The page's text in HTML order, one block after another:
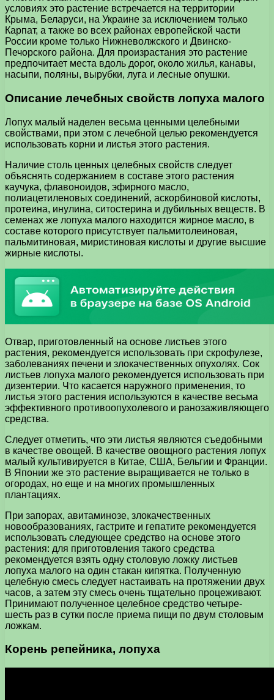
условиях это растение встречается на территории
Крыма, Беларуси, на Украине за исключением только
Карпат, а также во всех районах европейской части
России кроме только Нижневолжского и Двинско-
Печорского района. Для произрастания это растение
предпочитает места вдоль дорог, около жилья, канавы,
насыпи, поляны, вырубки, луга и лесные опушки.
Описание лечебных свойств лопуха малого
Лопух малый наделен весьма ценными целебными
свойствами, при этом с лечебной целью рекомендуется
использовать корни и листья этого растения.
Наличие столь ценных целебных свойств следует
объяснять содержанием в составе этого растения
каучука, флавоноидов, эфирного масло,
полиацетиленовых соединений, аскорбиновой кислоты,
протеина, инулина, ситостерина и дубильных веществ. В
семенах же лопуха малого находится жирное масло, в
составе которого присутствует пальмитолеиновая,
пальмитиновая, миристиновая кислоты и другие высшие
жирные кислоты.
Отвар, приготовленный на основе листьев этого
растения, рекомендуется использовать при скрофулезе,
заболеваниях печени и злокачественных опухолях. Сок
листьев лопуха малого рекомендуется использовать при
дизентерии. Что касается наружного применения, то
листья этого растения используются в качестве весьма
эффективного противоопухолевого и ранозаживляющего
средства.
Следует отметить, что эти листья являются съедобными
в качестве овощей. В качестве овощного растения лопух
малый культивируется в Китае, США, Бельгии и Франции.
В Японии же это растение выращивается не только в
огородах, но еще и на многих промышленных
плантациях.
При запорах, авитаминозе, злокачественных
новообразованиях, гастрите и гепатите рекомендуется
использовать следующее средство на основе этого
растения: для приготовления такого средства
рекомендуется взять одну столовую ложку листьев
лопуха малого на один стакан кипятка. Полученную
целебную смесь следует настаивать на протяжении двух
часов, а затем эту смесь очень тщательно процеживают.
Принимают полученное целебное средство четыре-
шесть раз в сутки после приема пищи по двум столовым
ложкам.
Корень репейника, лопуха